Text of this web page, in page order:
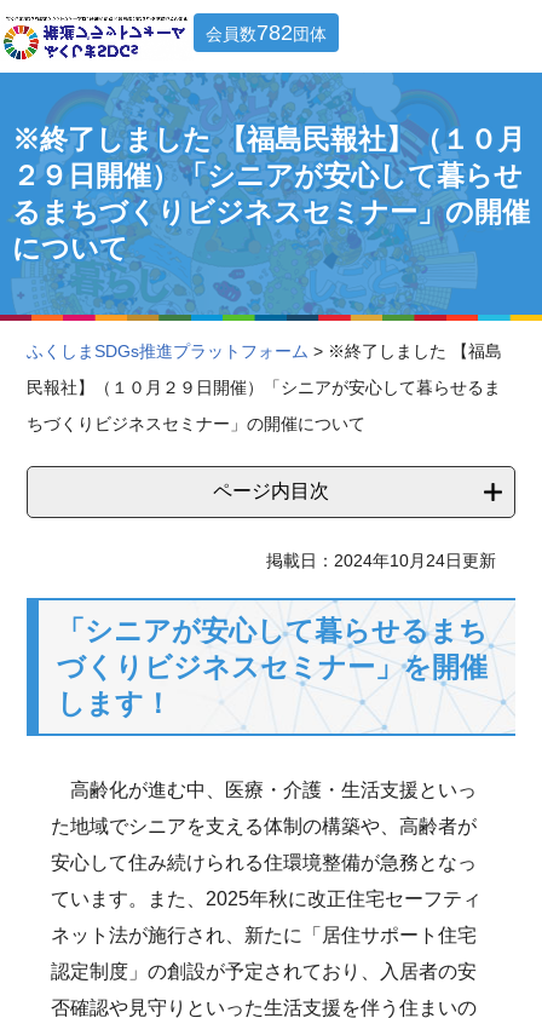
会員数782団体
※終了しました 【福島民報社】（１０月
２９日開催）「シニアが安心して暮らせ
るまちづくりビジネスセミナー」の開催
について
ふくしまSDGs推進プラットフォーム > ※終了しました 【福島
民報社】（１０月２９日開催）「シニアが安心して暮らせるま
ちづくりビジネスセミナー」の開催について
ページ内目次
掲載日：2024年10月24日更新
「シニアが安心して暮らせるまち
づくりビジネスセミナー」を開催
します！
高齢化が進む中、医療・介護・生活支援といっ
た地域でシニアを支える体制の構築や、高齢者が
安心して住み続けられる住環境整備が急務となっ
ています。また、2025年秋に改正住宅セーフティ
ネット法が施行され、新たに「居住サポート住宅
認定制度」の創設が予定されており、入居者の安
否確認や見守りといった生活支援を伴う住まいの